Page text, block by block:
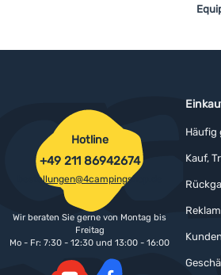
Häufig
Kauf,
Hotline
+49 211 86942674
bestellungen@4campingshop.de
Wir beraten Sie gerne von Montag bis
Freitag
Mo - Fr: 7:30 - 12:30 und 13:00 - 16:00